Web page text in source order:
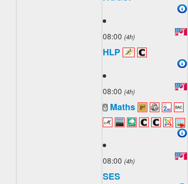
08:00 (4h)
HLP
08:00 (4h)
Maths
08:00 (4h)
SES